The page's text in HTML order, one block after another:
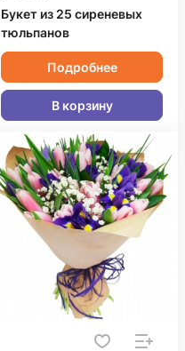
Букет из 25 сиреневых
тюльпанов
Подробнее
В корзину